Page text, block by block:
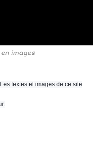
images
textes et images de ce site